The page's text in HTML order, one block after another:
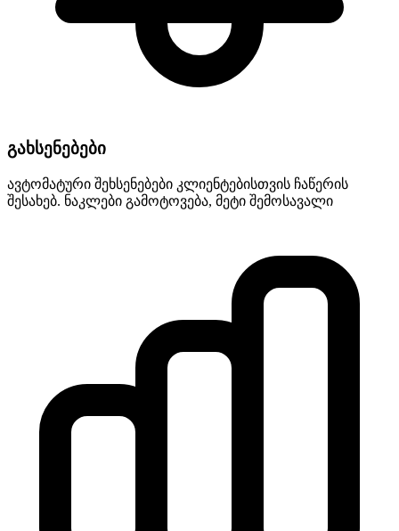
გახსენებები
ავტომატური შეხსენებები კლიენტებისთვის ჩაწერის
შესახებ. ნაკლები გამოტოვება, მეტი შემოსავალი